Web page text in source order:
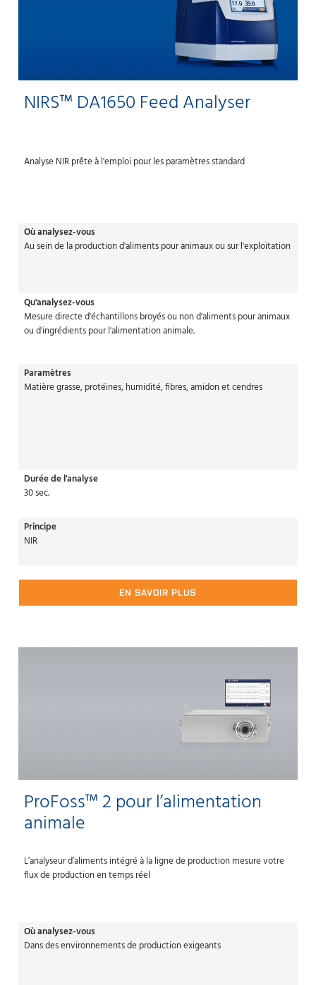
NIRS™ DA1650 Feed Analyser
Analyse NIR prête à l'emploi pour les paramètres standard
Où analysez-vous
Au sein de la production d'aliments pour animaux ou sur l'exploitation
Qu'analysez-vous
Mesure directe d'échantillons broyés ou non d'aliments pour animaux
ou d'ingrédients pour l'alimentation animale.
Paramètres
Matière grasse, protéines, humidité, fibres, amidon et cendres
Durée de l'analyse
30 sec.
Principe
NIR
EN SAVOIR PLUS
ProFoss™ 2 pour l’alimentation
animale
L’analyseur d’aliments intégré à la ligne de production mesure votre
flux de production en temps réel
Où analysez-vous
Dans des environnements de production exigeants